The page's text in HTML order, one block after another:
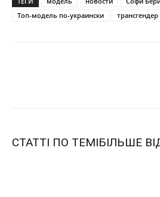
Топ-модель по-украински
трансгендер
СТАТТІ ПО ТЕМІБІЛЬШЕ